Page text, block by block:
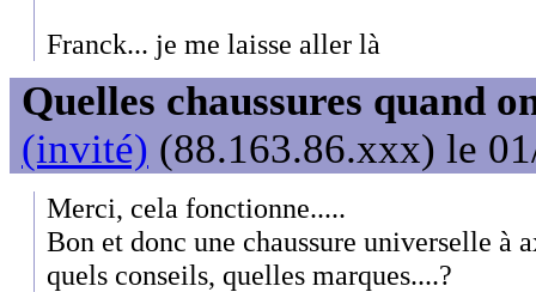
Franck... je me laisse aller là
Quelles chaussures quand
(invité) (88.163.86.xxx) le
Merci, cela fonctionne.....
Bon et donc une chaussure universelle à
quels conseils, quelles marques....?